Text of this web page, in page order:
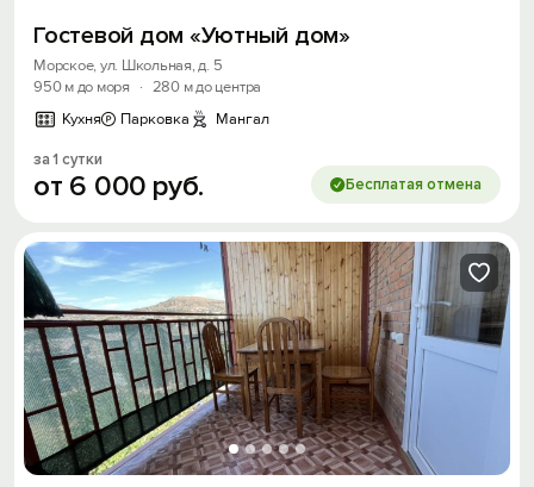
Гостевой дом «Уютный дом»
Морское, ул. Школьная, д. 5
950 м до моря
· 280 м до центра
Кухня
Парковка Мангал
за 1 сутки
от 6 000 руб. Бесплатая отмена